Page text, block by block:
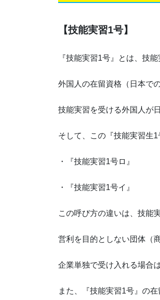
【技能実習1号】
『技能実習1号』とは、技
外国人の在留資格（日本で
技能実習を受ける外国人が
そして、この『技能実習生
・『技能実習1号ロ』
・『技能実習1号イ』
この呼び方の違いは、技能
営利を目的としない団体（
企業単独で受け入れる場合
また、『技能実習1号』の